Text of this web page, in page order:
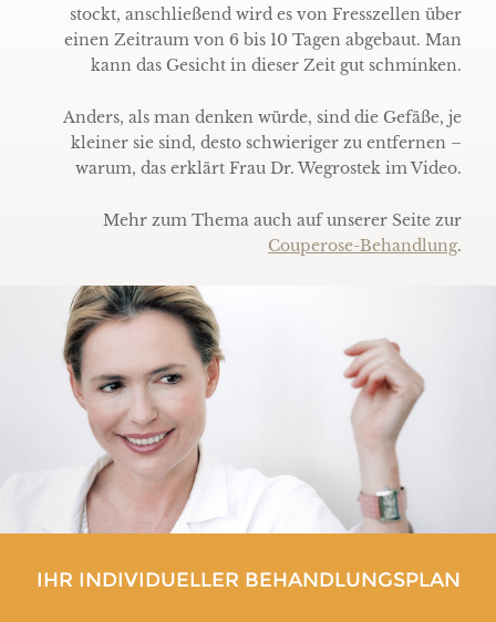
stockt, anschließend wird es von Fresszellen über
einen Zeitraum von 6 bis 10 Tagen abgebaut. Man
kann das Gesicht in dieser Zeit gut schminken.
Anders, als man denken würde, sind die Gefäße, je
kleiner sie sind, desto schwieriger zu entfernen –
warum, das erklärt Frau Dr. Wegrostek im Video.
Mehr zum Thema auch auf unserer Seite zur
Couperose-Behandlung.
IHR INDIVIDUELLER BEHANDLUNGSPLAN